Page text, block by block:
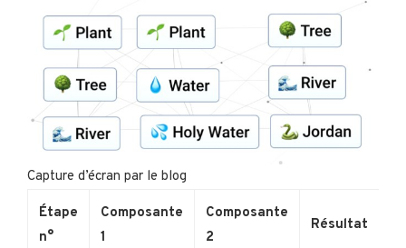
Capture d’écran par le blog
Étape
n°
Composante
1
Composante
2
Résultat